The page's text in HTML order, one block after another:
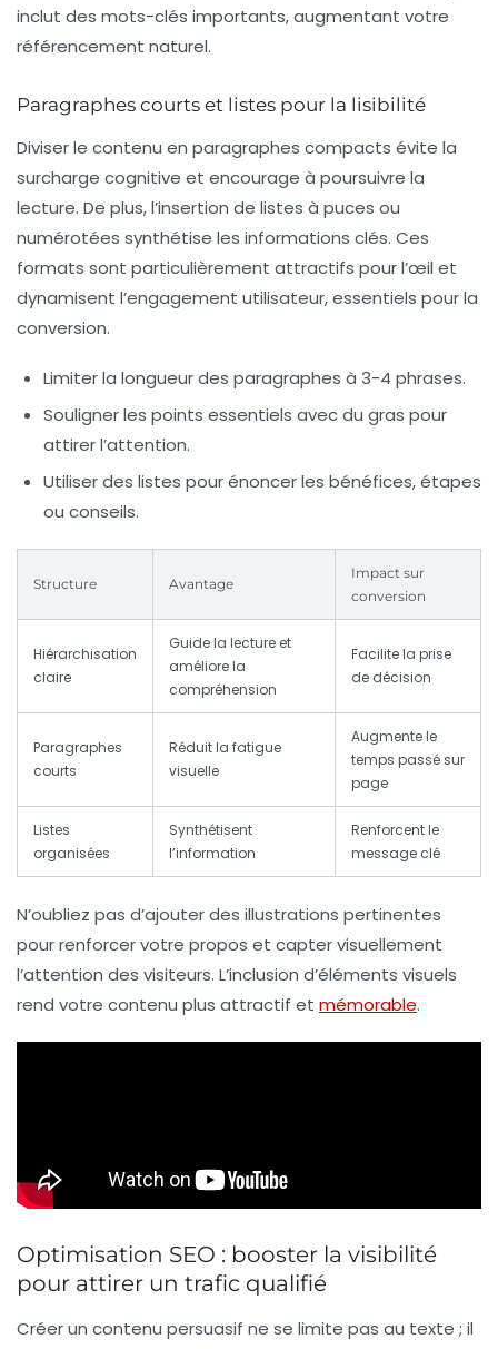
inclut des mots-clés importants, augmentant votre
référencement naturel.
Paragraphes courts et listes pour la lisibilité
Diviser le contenu en paragraphes compacts évite la
surcharge cognitive et encourage à poursuivre la
lecture. De plus, l’insertion de listes à puces ou
numérotées synthétise les informations clés. Ces
formats sont particulièrement attractifs pour l’œil et
dynamisent l’engagement utilisateur, essentiels pour la
conversion.
Limiter la longueur des paragraphes à 3-4 phrases.
Souligner les points essentiels avec du gras pour
attirer l’attention.
Utiliser des listes pour énoncer les bénéfices, étapes
ou conseils.
Structure Avantage
Impact sur
conversion
Hiérarchisation
claire
Guide la lecture et
améliore la
compréhension
Facilite la prise
de décision
Paragraphes
courts
Réduit la fatigue
visuelle
Augmente le
temps passé sur
page
Listes
organisées
Synthétisent
l’information
Renforcent le
message clé
N’oubliez pas d’ajouter des illustrations pertinentes
pour renforcer votre propos et capter visuellement
l’attention des visiteurs. L’inclusion d’éléments visuels
rend votre contenu plus attractif et mémorable.
Optimisation SEO : booster la visibilité
pour attirer un trafic qualifié
Créer un contenu persuasif ne se limite pas au texte ; il